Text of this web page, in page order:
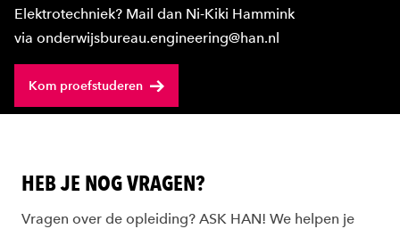
Elektrotechniek? Mail dan Ni-Kiki Hammink
via onderwijsbureau.engineering@han.nl
Kom proefstuderen
HEB JE NOG VRAGEN?
Vragen over de opleiding? ASK HAN! We helpen je